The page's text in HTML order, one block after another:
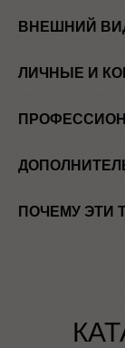
ВНЕШНИЙ
ЛИЧНЫЕ И
ПОЧЕМУ ЭТИ